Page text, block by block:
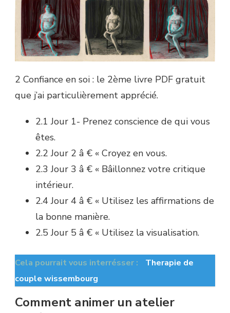
2 Confiance en soi : le 2ème livre PDF gratuit
que j’ai particulièrement apprécié.
2.1 Jour 1- Prenez conscience de qui vous
êtes.
2.2 Jour 2 â € « Croyez en vous.
2.3 Jour 3 â € « Bâillonnez votre critique
intérieur.
2.4 Jour 4 â € « Utilisez les affirmations de
la bonne manière.
2.5 Jour 5 â € « Utilisez la visualisation.
Cela pourrait vous interrésser :
Therapie de
couple wissembourg
Comment animer un atelier